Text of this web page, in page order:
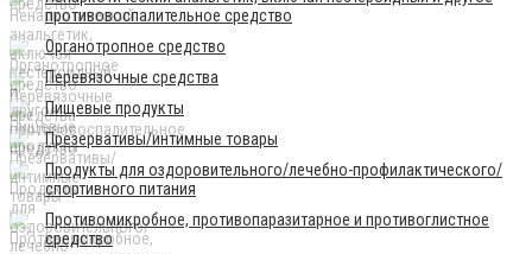
противовоспалительное средство
Органотропное средство
Перевязочные средства
Пищевые продукты
Презервативы/интимные товары
Продукты для оздоровительного/лечебно-профилактического/
спортивного питания
Противомикробное, противопаразитарное и противоглистное
средство